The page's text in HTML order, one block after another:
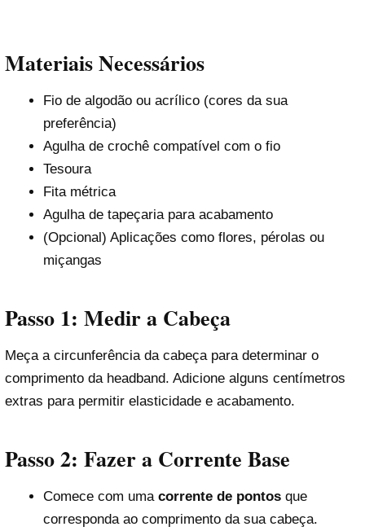
Materiais Necessários
Fio de algodão ou acrílico (cores da sua
preferência)
Agulha de crochê compatível com o fio
Tesoura
Fita métrica
Agulha de tapeçaria para acabamento
(Opcional) Aplicações como flores, pérolas ou
miçangas
Passo 1: Medir a Cabeça
Meça a circunferência da cabeça para determinar o
comprimento da headband. Adicione alguns centímetros
extras para permitir elasticidade e acabamento.
Passo 2: Fazer a Corrente Base
Comece com uma corrente de pontosque
corresponda ao comprimento da sua cabeça.